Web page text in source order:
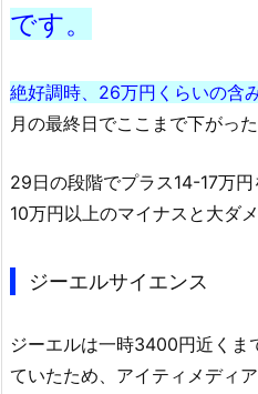
です。
絶好調時、26万円くらいの含
月の最終日でここまで下がっ
29日の段階でプラス14-17万
10万円以上のマイナスと大ダ
ジーエルサイエンス
ジーエルは一時3400円近くま
ていたため、アイティメディ